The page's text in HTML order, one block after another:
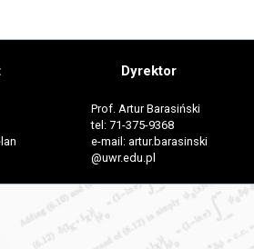
Dyrektor
Prof. Artur Barasiński
tel: 71-375-9368
e-mail: artur.barasinski
@uwr.edu.pl